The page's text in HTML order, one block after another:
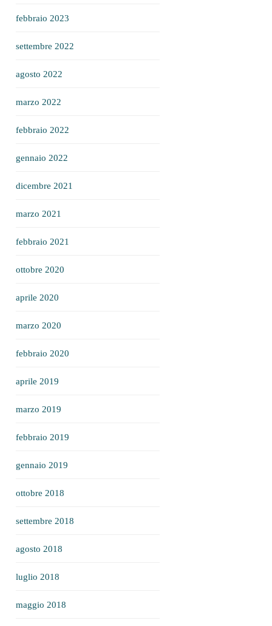
febbraio 2023
settembre 2022
agosto 2022
marzo 2022
febbraio 2022
gennaio 2022
dicembre 2021
marzo 2021
febbraio 2021
ottobre 2020
aprile 2020
marzo 2020
febbraio 2020
aprile 2019
marzo 2019
febbraio 2019
gennaio 2019
ottobre 2018
settembre 2018
agosto 2018
luglio 2018
maggio 2018